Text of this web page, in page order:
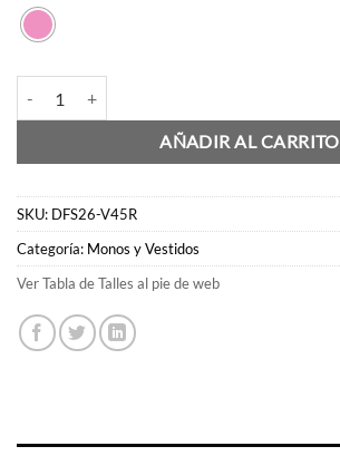
AÑADIR AL CARRITO
SKU: DFS26-V45R
Categoría: Monos y Vestidos
Ver Tabla de Talles al pie de web